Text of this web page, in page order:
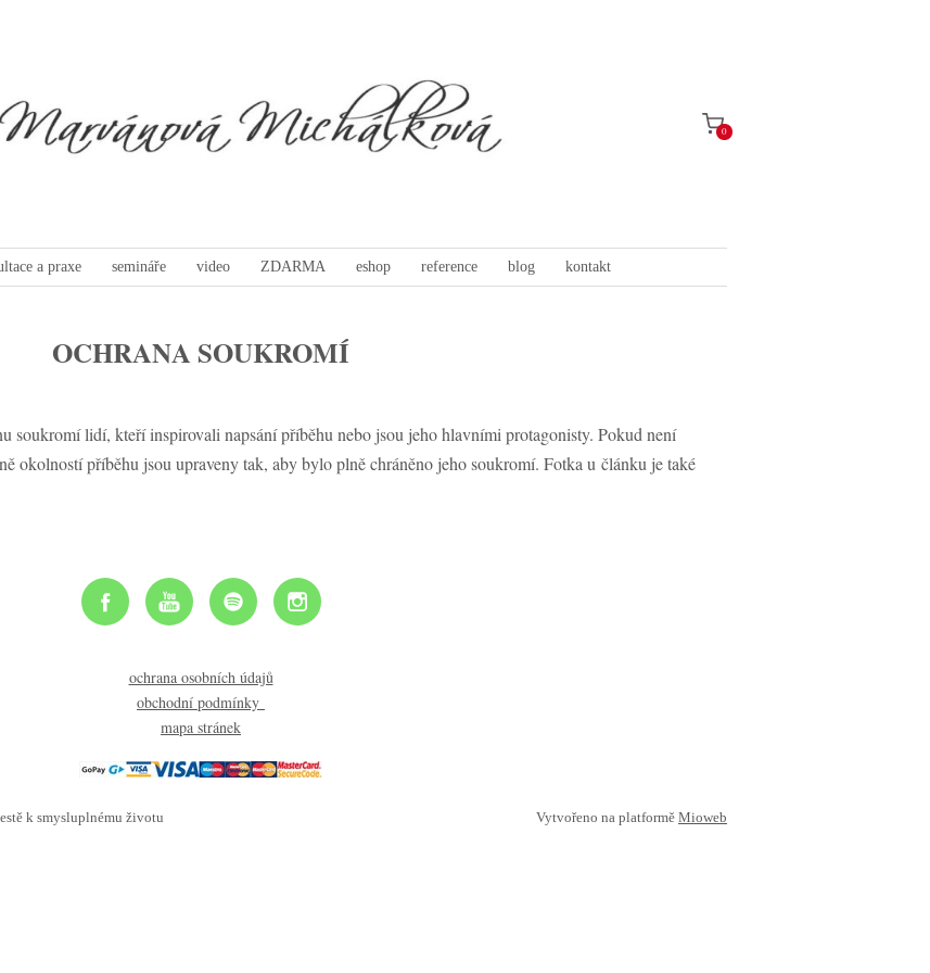
0
a praxe semináře video ZDARMA eshop reference blog kontakt
OCHRANA SOUKROMÍ
soukromí lidí, kteří inspirovali napsání příběhu nebo jsou jeho hlavními protagonisty. Pokud není
okolností příběhu jsou upraveny tak, aby bylo plně chráněno jeho soukromí. Fotka u článku je také
ochrana osobních údajů
obchodní podmínky
mapa stránek
k smysluplnému životu Vytvořeno na platformě Mioweb